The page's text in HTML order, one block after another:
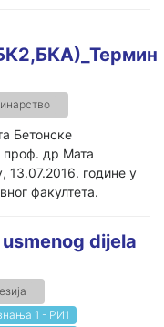
Бетонске
проф. др Мата
13.07.2016. године у
факултета.
usmenog dijela
1 - РИ1